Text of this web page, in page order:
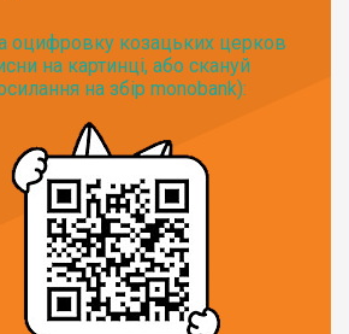
оцифровку козацьких церков
на картинці, або скануй
на збір monobank):